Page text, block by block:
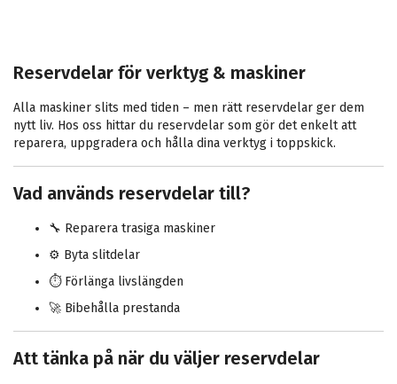
Reservdelar för verktyg & maskiner
Alla maskiner slits med tiden – men rätt reservdelar ger dem
nytt liv. Hos oss hittar du reservdelar som gör det enkelt att
reparera, uppgradera och hålla dina verktyg i toppskick.
Vad används reservdelar till?
🔧 Reparera trasiga maskiner
⚙️ Byta slitdelar
⏱ Förlänga livslängden
🚀 Bibehålla prestanda
Att tänka på när du väljer reservdelar